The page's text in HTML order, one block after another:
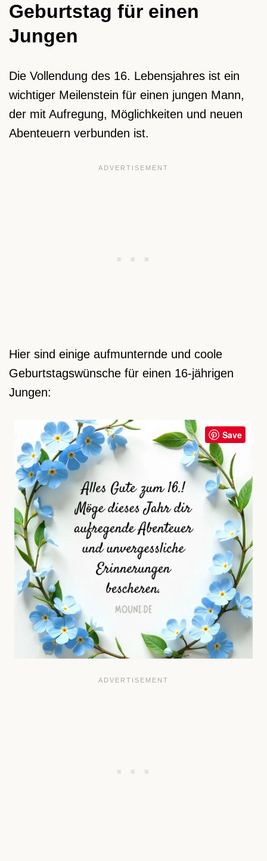
Geburtstag für einen
Jungen
Die Vollendung des 16. Lebensjahres ist ein
wichtiger Meilenstein für einen jungen Mann,
der mit Aufregung, Möglichkeiten und neuen
Abenteuern verbunden ist.
Hier sind einige aufmunternde und coole
Geburtstagswünsche für einen 16-jährigen
Jungen:
Save